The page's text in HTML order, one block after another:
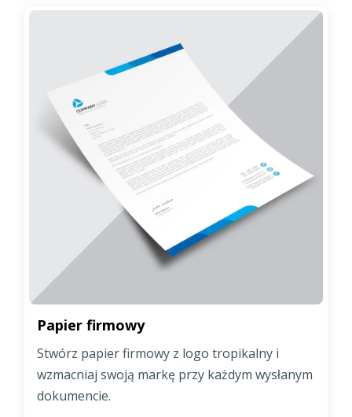
Papier firmowy
Stwórz papier firmowy z logo tropikalny i
wzmacniaj swoją markę przy każdym wysłanym
dokumencie.